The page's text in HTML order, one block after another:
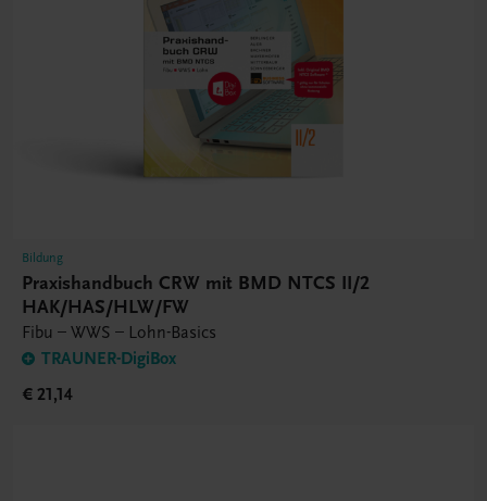
Bildung
Praxishandbuch CRW mit BMD NTCS II/2
HAK/HAS/HLW/FW
Fibu – WWS – Lohn-Basics
TRAUNER-DigiBox
€ 21,14